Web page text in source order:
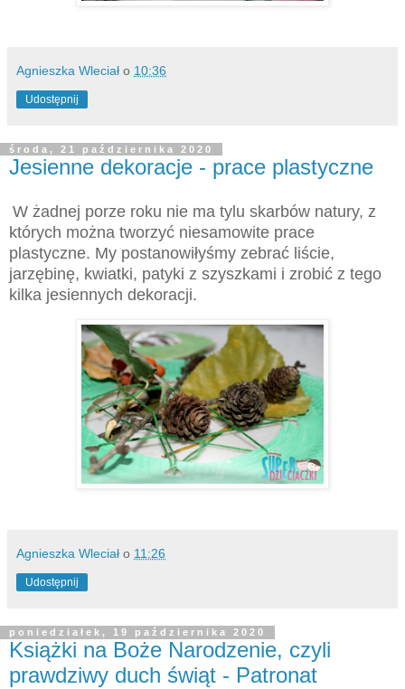
Agnieszka Wleciał o 10:36
Udostępnij
środa, 21 października 2020
Jesienne dekoracje - prace plastyczne
W żadnej porze roku nie ma tylu skarbów natury, z
których można tworzyć niesamowite prace
plastyczne. My postanowiłyśmy zebrać liście,
jarzębinę, kwiatki, patyki z szyszkami i zrobić z tego
kilka jesiennych dekoracji.
Agnieszka Wleciał o 11:26
Udostępnij
poniedziałek, 19 października 2020
Książki na Boże Narodzenie, czyli
prawdziwy duch świąt - Patronat